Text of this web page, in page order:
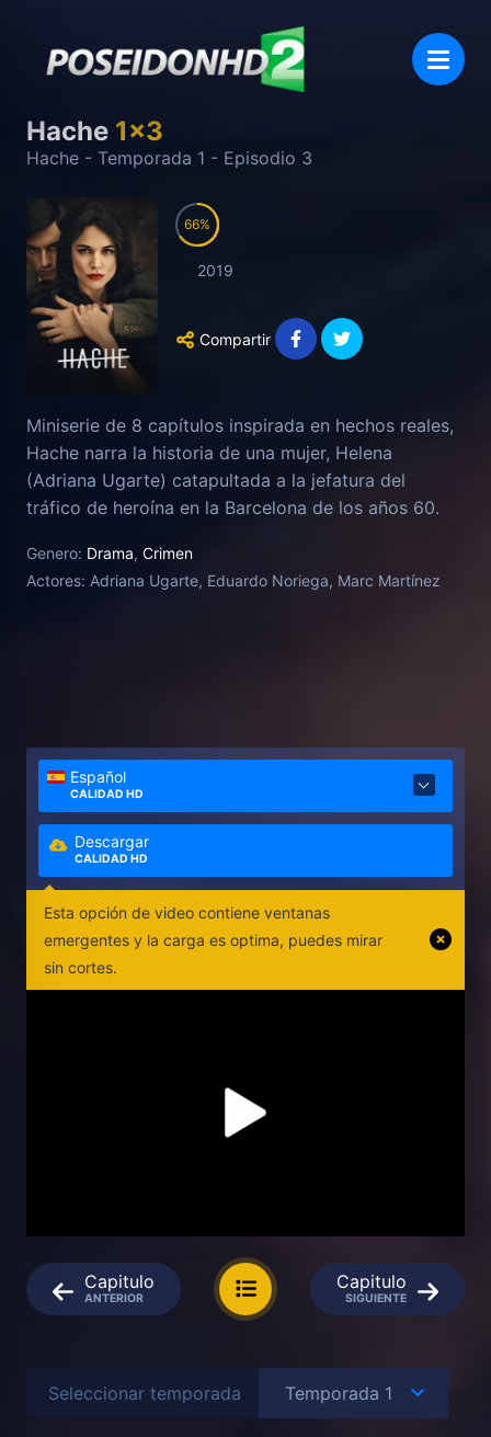
Hache 1x3
Hache - Temporada 1 - Episodio 3
66
2019
Compartir
Miniserie de 8 capítulos inspirada en hechos reales,
Hache narra la historia de una mujer, Helena
(Adriana Ugarte) catapultada a la jefatura del
tráfico de heroína en la Barcelona de los años 60.
Genero: Drama, Crimen
Actores: Adriana Ugarte, Eduardo Noriega, Marc Martínez
Español
CALIDAD HD
Descargar
CALIDAD HD
Esta opción de video contiene ventanas
emergentes y la carga es optima, puedes mirar
sin cortes.
Capitulo
ANTERIOR
Capitulo
SIGUIENTE
Seleccionar temporada